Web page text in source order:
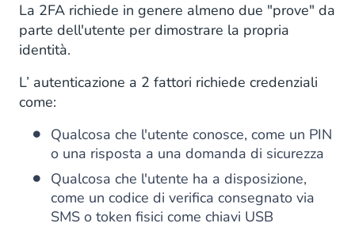
La 2FA richiede in genere almeno due "prove" da
parte dell'utente per dimostrare la propria
identità.
L’ autenticazione a 2 fattori richiede credenziali
come:
Qualcosa che l'utente conosce, come un PIN
o una risposta a una domanda di sicurezza
Qualcosa che l'utente ha a disposizione,
come un codice di verifica consegnato via
SMS o token fisici come chiavi USB